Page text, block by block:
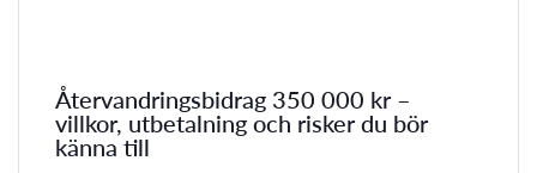
Återvandringsbidrag 350 000 kr –
villkor, utbetalning och risker du bör
känna till